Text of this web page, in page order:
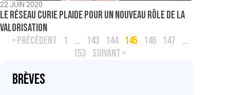
22 JUIN 2020
Le Réseau Curie plaide pour un nouveau rôle de la
valorisation
« PRÉCÉDENT 1 … 143 144 145 146 147 …
153 SUIVANT »
Brèves